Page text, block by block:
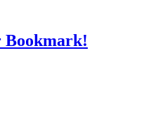
Bookmark!